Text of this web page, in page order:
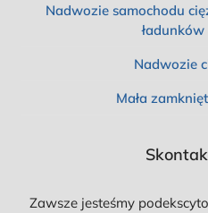
Nadwozie samochodu
ładunków
Nadwozie
Mała
Zawsze jesteśmy